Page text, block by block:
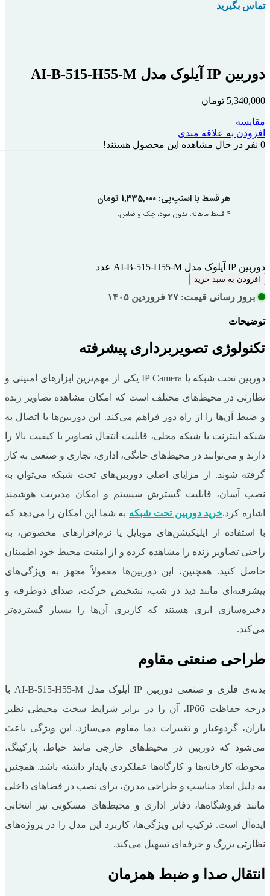
تماس بگیرید
دوربین IP آیلوک مدل AI-B-515-H55-M
5,340,000 تومان
مقایسه
افزودن به علاقه مندی
0 نفر در حال مشاهده این محصول هستند!
هر قسط با اسنپ‌پی: 1,335,000 تومان
۴ قسط ماهانه. بدون سود، چک و ضامن.
دوربین IP آیلوک مدل AI-B-515-H55-M عدد
افزودن به سبد خرید
بروز رسانی قیمت: ۲۷ فروردین ۱۴۰۵
توضیحات
تکنولوژی تصویربرداری پیشرفته
دوربین تحت شبکه یا IP Camera یکی از مهم‌ترین ابزارهای امنیتی و
نظارتی در محیط‌های مختلف است که امکان مشاهده تصاویر زنده
و ضبط آن‌ها را از راه دور فراهم می‌کند. این دوربین‌ها با اتصال به
شبکه اینترنت یا شبکه محلی، قابلیت انتقال تصاویر با کیفیت بالا را
دارند و می‌توانند در محیط‌های خانگی، اداری، تجاری و صنعتی به کار
گرفته شوند. از مزایای اصلی دوربین‌های تحت شبکه می‌توان به
نصب آسان، قابلیت گسترش سیستم و امکان مدیریت هوشمند
اشاره کرد.خرید دوربین تحت شبکه به شما این امکان را می‌دهد که
با استفاده از اپلیکیشن‌های موبایل یا نرم‌افزارهای مخصوص، به
راحتی تصاویر زنده را مشاهده کرده و از امنیت محیط خود اطمینان
حاصل کنید. همچنین، این دوربین‌ها معمولاً مجهز به ویژگی‌های
پیشرفته‌ای مانند دید در شب، تشخیص حرکت، صدای دوطرفه و
ذخیره‌سازی ابری هستند که کاربری آن‌ها را بسیار گسترده‌تر
می‌کند.
طراحی صنعتی مقاوم
بدنه‌ی فلزی و صنعتی دوربین IP آیلوک مدل AI-B-515-H55-M با
درجه حفاظت IP66، آن را در برابر شرایط سخت محیطی نظیر
باران، گردوغبار و تغییرات دما مقاوم می‌سازد. این ویژگی باعث
می‌شود که دوربین در محیط‌های خارجی مانند حیاط، پارکینگ،
محوطه کارخانه‌ها و کارگاه‌ها عملکردی پایدار داشته باشد. همچنین
به دلیل ابعاد مناسب و طراحی مدرن، برای نصب در فضاهای داخلی
مانند فروشگاه‌ها، دفاتر اداری و محیط‌های مسکونی نیز انتخابی
ایده‌آل است. ترکیب این ویژگی‌ها، کاربرد این مدل را در پروژه‌های
نظارتی بزرگ و حرفه‌ای تسهیل می‌کند.
انتقال صدا و ضبط همزمان